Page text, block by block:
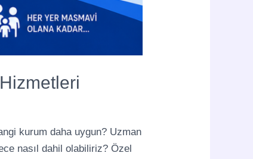
kurum daha uygun? Uzman
nasıl dahil olabiliriz? Özel